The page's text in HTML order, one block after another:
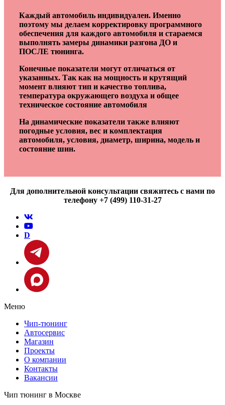
Каждый автомобиль индивидуален. Именно
поэтому мы делаем корректировку программного
обеспечения для каждого автомобиля и стараемся
выполнять замеры динамики разгона ДО и
ПОСЛЕ тюнинга.
Конечные показатели могут отличаться от
указанных. Так как на мощность и крутящий
момент влияют тип и качество топлива,
температура окружающего воздуха и общее
техническое состояние автомобиля
На динамические показатели также влияют
погодные условия, вес и комплектация
автомобиля, условия, диаметр, ширина, модель и
состояние шин.
Для дополнительной консультации свяжитесь с нами по
телефону +7 (499) 110-31-27
D
Меню
Чип-тюнинг
Автосервис
Магазин
Проекты
О компании
Контакты
Вакансии
Чип тюнинг в Москве